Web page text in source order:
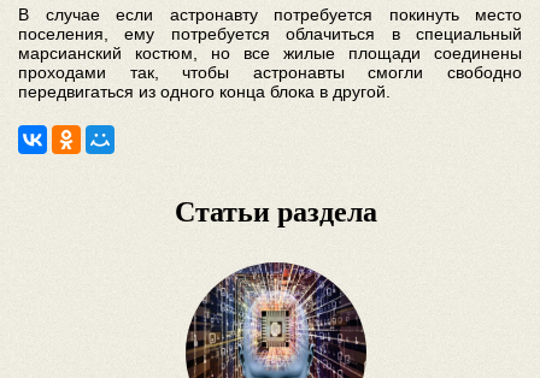
В случае если астронавту потребуется покинуть место
поселения, ему потребуется облачиться в специальный
марсианский костюм, но все жилые площади соединены
проходами так, чтобы астронавты смогли свободно
передвигаться из одного конца блока в другой.
Статьи раздела